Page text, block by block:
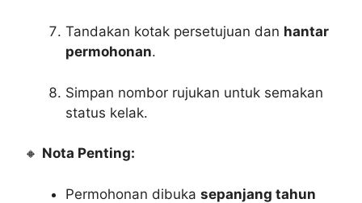
Tandakan kotak persetujuan dan hantar
permohonan.
Simpan nombor rujukan untuk semakan
status kelak.
🔸 Nota Penting:
Permohonan dibuka sepanjang tahun